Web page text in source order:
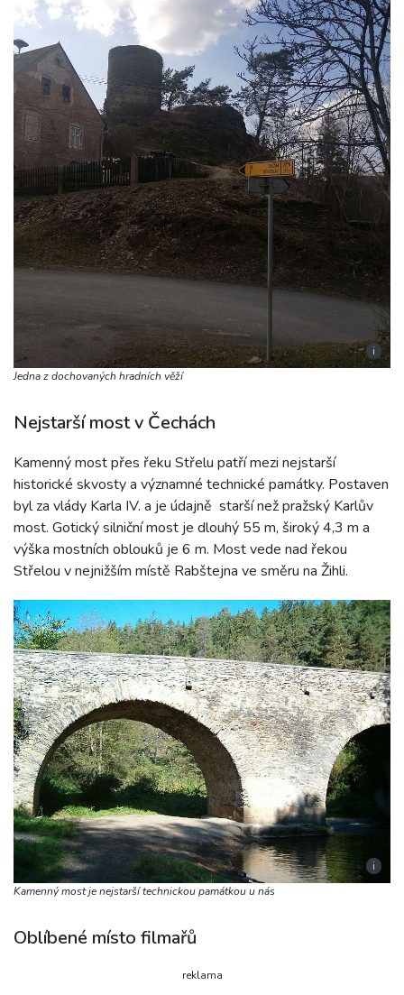
i
Jedna z dochovaných hradních věží
Nejstarší most v Čechách
Kamenný most přes řeku Střelu patří mezi nejstarší
historické skvosty a významné technické památky. Postaven
byl za vlády Karla IV. a je údajně starší než pražský Karlův
most. Gotický silniční most je dlouhý 55 m, široký 4,3 m a
výška mostních oblouků je 6 m. Most vede nad řekou
Střelou v nejnižším místě Rabštejna ve směru na Žihli.
i
Kamenný most je nejstarší technickou památkou u nás
Oblíbené místo filmařů
reklama